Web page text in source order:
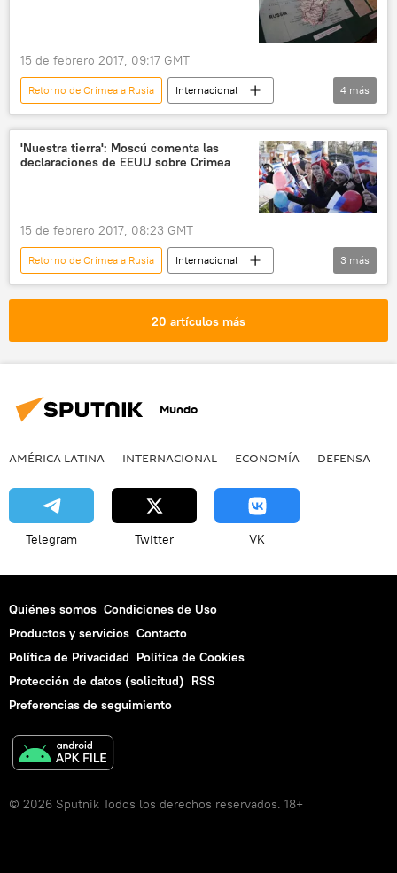
15 de febrero 2017, 09:17 GMT
Retorno de Crimea a Rusia
Internacional
Rusia
EEUU
Crimea
noticias
4 más
'Nuestra tierra': Moscú comenta las
declaraciones de EEUU sobre Crimea
15 de febrero 2017, 08:23 GMT
Retorno de Crimea a Rusia
Internacional
Rusia
Crimea noticias
3 más
20 artículos más
Mundo
AMÉRICA LATINA INTERNACIONAL ECONOMÍA DEFENSA
Telegram Twitter VK
Quiénes somos Condiciones de Uso
Productos y servicios Contacto
Política de Privacidad Politica de Cookies
Protección de datos (solicitud) RSS
Preferencias de seguimiento
© 2026 Sputnik Todos los derechos reservados. 18+